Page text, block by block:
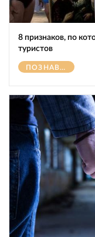
8 признаков, по
туристов
ПОЗНАВАТЕЛЬНОЕ